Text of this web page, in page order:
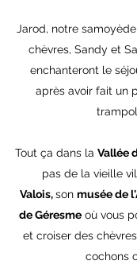
Jarod, notre
chèvres, Sandy et
enchanteront le
après avoir fait un
Tout ça dans la Vallée
pas de la vieille
Valois,son musée de
de Géresmeoù vous
et croiser des
cochons